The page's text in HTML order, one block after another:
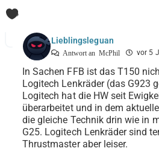
3
Lieblingsleguan
Antwort an McPhil vor 5
In Sachen FFB ist das T150
Logitech Lenkräder (das G923
Logitech hat die HW seit
überarbeitet und in dem
die gleiche Technik drin wie in
G25. Logitech Lenkräder sind
Thrustmaster aber leiser.